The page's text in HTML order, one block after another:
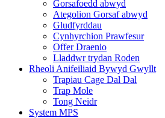
Gorsafoedd abwyd
Ategolion Gorsaf abwyd
Gludfyrddau
Cynhyrchion Prawfesur
Offer Draenio
Lladdwr trydan Roden
Rheoli Anifeiliaid Bywyd Gwyllt
Trapiau Cage Dal Dal
Trap Mole
Tong Neidr
System MPS